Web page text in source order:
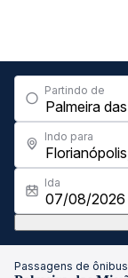
Partindo de
Indo para
Ida
Passagens de ônibus